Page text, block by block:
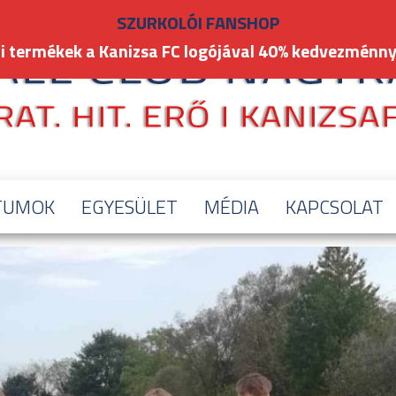
EGYESÜLET MÉDIA KAPCSOLAT
SZURKOLÓI FANSHOP
termékek a Kanizsa FC logójával 40%